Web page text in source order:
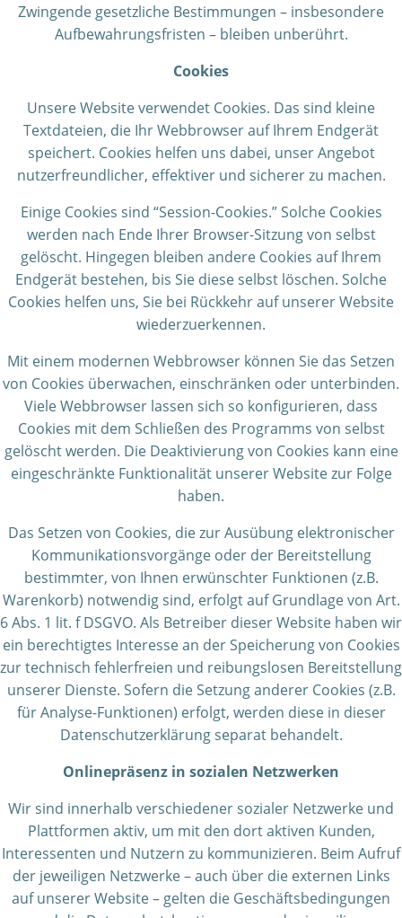
Zwingende gesetzliche Bestimmungen – insbesondere
Aufbewahrungsfristen – bleiben unberührt.
Cookies
Unsere Website verwendet Cookies. Das sind kleine
Textdateien, die Ihr Webbrowser auf Ihrem Endgerät
speichert. Cookies helfen uns dabei, unser Angebot
nutzerfreundlicher, effektiver und sicherer zu machen.
Einige Cookies sind “Session-Cookies.” Solche Cookies
werden nach Ende Ihrer Browser-Sitzung von selbst
gelöscht. Hingegen bleiben andere Cookies auf Ihrem
Endgerät bestehen, bis Sie diese selbst löschen. Solche
Cookies helfen uns, Sie bei Rückkehr auf unserer Website
wiederzuerkennen.
Mit einem modernen Webbrowser können Sie das Setzen
von Cookies überwachen, einschränken oder unterbinden.
Viele Webbrowser lassen sich so konfigurieren, dass
Cookies mit dem Schließen des Programms von selbst
gelöscht werden. Die Deaktivierung von Cookies kann eine
eingeschränkte Funktionalität unserer Website zur Folge
haben.
Das Setzen von Cookies, die zur Ausübung elektronischer
Kommunikationsvorgänge oder der Bereitstellung
bestimmter, von Ihnen erwünschter Funktionen (z.B.
Warenkorb) notwendig sind, erfolgt auf Grundlage von Art.
6 Abs. 1 lit. f DSGVO. Als Betreiber dieser Website haben wir
ein berechtigtes Interesse an der Speicherung von Cookies
zur technisch fehlerfreien und reibungslosen Bereitstellung
unserer Dienste. Sofern die Setzung anderer Cookies (z.B.
für Analyse-Funktionen) erfolgt, werden diese in dieser
Datenschutzerklärung separat behandelt.
Onlinepräsenz in sozialen Netzwerken
Wir sind innerhalb verschiedener sozialer Netzwerke und
Plattformen aktiv, um mit den dort aktiven Kunden,
Interessenten und Nutzern zu kommunizieren. Beim Aufruf
der jeweiligen Netzwerke – auch über die externen Links
auf unserer Website – gelten die Geschäftsbedingungen